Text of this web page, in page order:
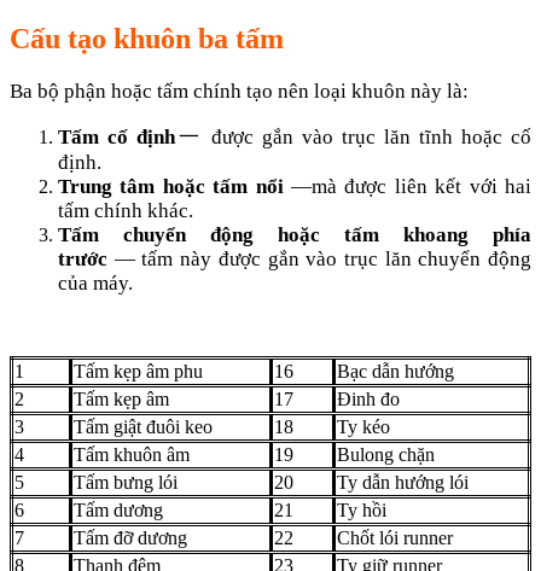
Cấu tạo khuôn ba tấm
Ba bộ phận hoặc tấm chính tạo nên loại khuôn này là:
Tấm cố định一 được gắn vào trục lăn tĩnh hoặc cố
định.
Trung tâm hoặc tấm nổi—mà được liên kết với hai
tấm chính khác.
Tấm chuyển động hoặc tấm khoang phía
trước — tấm này được gắn vào trục lăn chuyển động
của máy.
1 Tấm kẹp âm phu 16
Bạc dẫn hướng
2
Tấm kẹp âm 17
Đinh đo
3
Tấm giật đuôi keo 18
Ty kéo
4
Tấm khuôn âm 19
Bulong chặn
5
Tấm bưng lói 20
Ty dẫn hướng lói
6
Tấm dương 21
Ty hồi
7
Tấm đỡ dương 22
Chốt lói runner
8
Thanh đệm 23
Ty giữ runner